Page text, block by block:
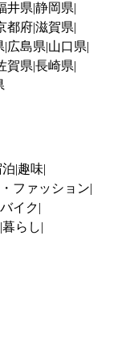
井県 静岡県
都府滋賀県
広島県 山口県
賀県 長崎県
趣味
ファッション
イク
暮らし